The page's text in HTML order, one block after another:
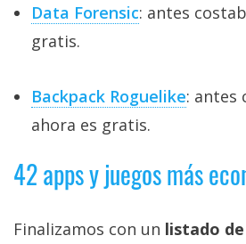
Data Forensic: antes
gratis.
Backpack Roguelike: antes
ahora es gratis.
42 apps y juegos más
Finalizamos con un listado